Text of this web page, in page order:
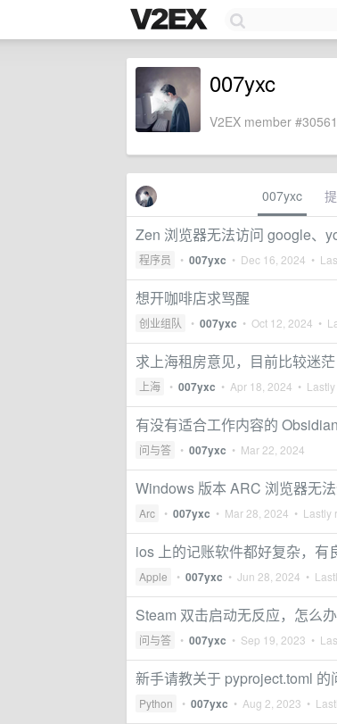
007yxc
V2EX member
007yxc
Zen 浏览器无法访问 google、
程序员 • 007yxc • Dec 16, 2024 •
想开咖啡店求骂醒
创业组队 • 007yxc • Oct 12, 2024 •
求上海租房意见，目前比较迷茫
上海 • 007yxc • Apr 18, 2024 •
有没有适合工作内容的
问与答 • 007yxc • Mar 22, 2024
Windows 版本 ARC 浏览器无
Arc • 007yxc • Mar 28, 2024 • Lastly
ios 上的记账软件都好复杂，有
Apple • 007yxc • Jun 28, 2024 •
Steam 双击启动无反应，怎么办
问与答 • 007yxc • Sep 19, 2023 •
新手请教关于 pyproject.toml 的
Python • 007yxc • Aug 2, 2023 •